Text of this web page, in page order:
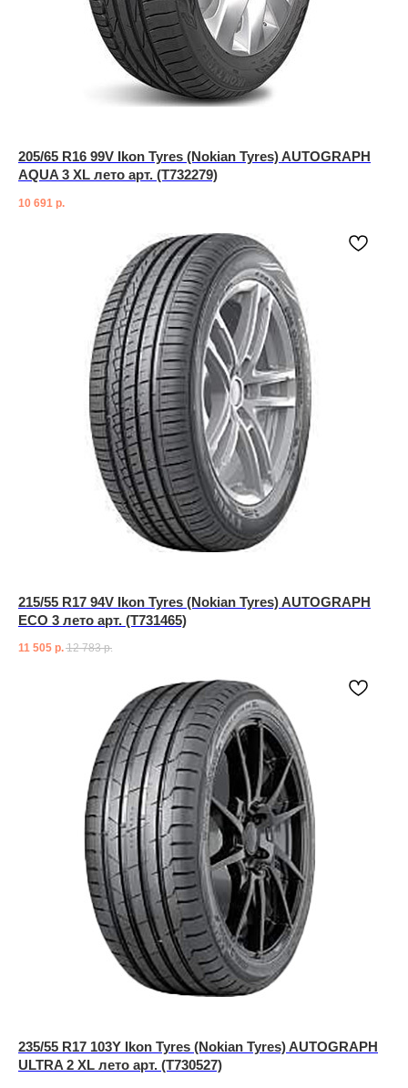
205/65 R16 99V Ikon Tyres (Nokian Tyres) AUTOGRAPH
AQUA 3 XL лето арт. (T732279)
10 691 р.
215/55 R17 94V Ikon Tyres (Nokian Tyres) AUTOGRAPH
ECO 3 лето арт. (T731465)
11 505 р. 12 783 р.
235/55 R17 103Y Ikon Tyres (Nokian Tyres) AUTOGRAPH
ULTRA 2 XL лето арт. (T730527)